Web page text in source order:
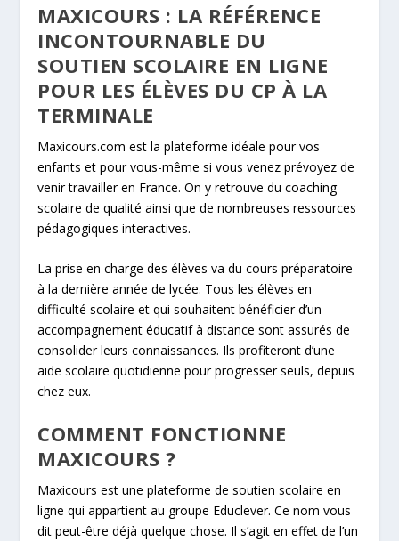
MAXICOURS : LA RÉFÉRENCE
INCONTOURNABLE DU
SOUTIEN SCOLAIRE EN LIGNE
POUR LES ÉLÈVES DU CP À LA
TERMINALE
Maxicours.com est la plateforme idéale pour vos
enfants et pour vous-même si vous venez prévoyez de
venir travailler en France. On y retrouve du coaching
scolaire de qualité ainsi que de nombreuses ressources
pédagogiques interactives.
La prise en charge des élèves va du cours préparatoire
à la dernière année de lycée. Tous les élèves en
difficulté scolaire et qui souhaitent bénéficier d’un
accompagnement éducatif à distance sont assurés de
consolider leurs connaissances. Ils profiteront d’une
aide scolaire quotidienne pour progresser seuls, depuis
chez eux.
COMMENT FONCTIONNE
MAXICOURS ?
Maxicours est une plateforme de soutien scolaire en
ligne qui appartient au groupe Educlever. Ce nom vous
dit peut-être déjà quelque chose. Il s’agit en effet de l’un